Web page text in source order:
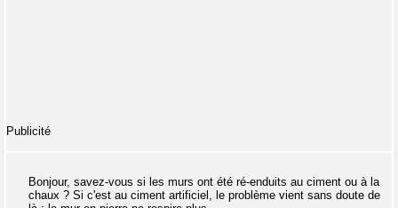
Publicité
Bonjour, savez-vous si les murs ont été ré-enduits au ciment ou à la
chaux ? Si c'est au ciment artificiel, le problème vient sans doute de